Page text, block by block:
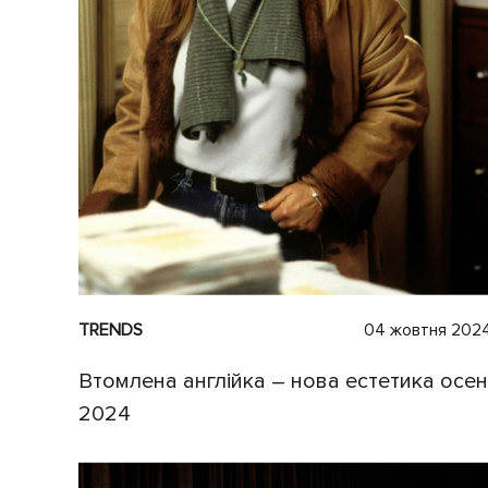
TRENDS 04 жовтня
Втомлена англійка – нова естетика
2024